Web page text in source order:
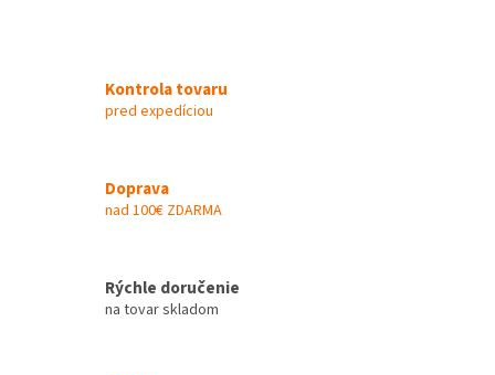
Kontrola tovaru
pred expedíciou
Doprava
nad 100€ ZDARMA
Rýchle doručenie
na tovar skladom